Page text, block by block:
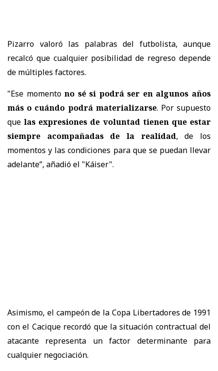
Pizarro valoró las palabras del futbolista, aunque
recalcó que cualquier posibilidad de regreso depende
de múltiples factores.
"Ese momentono sé si podrá ser en algunos años
más o cuándo podrá materializarse. Por supuesto
quelas expresiones de voluntad tienen que estar
siempre acompañadas de la realidad, de los
momentos y las condiciones para que se puedan llevar
adelante”, añadió el "Káiser".
Asimismo, el campeón de la Copa Libertadores de 1991
con el Cacique recordó que la situación contractual del
atacante representa un factor determinante para
cualquier negociación.